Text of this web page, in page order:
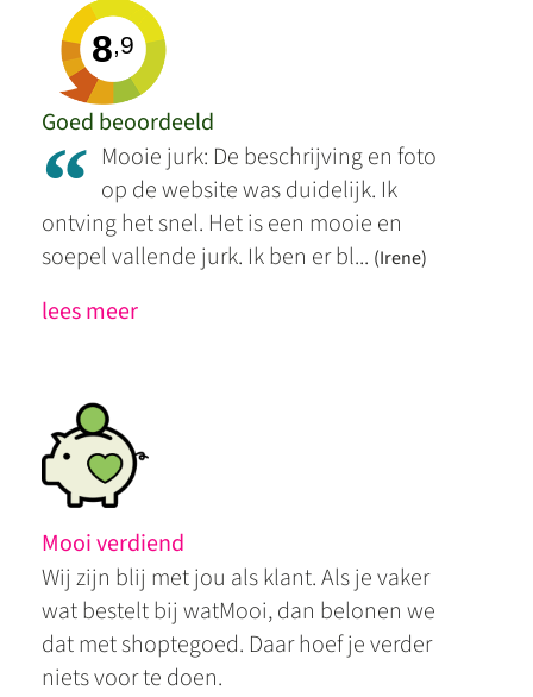
8,9
Goed beoordeeld
“ Mooie jurk: De beschrijving en foto
op de website was duidelijk. Ik
ontving het snel. Het is een mooie en
soepel vallende jurk. Ik ben er bl... (Irene)
lees meer
Mooi verdiend
Wij zijn blij met jou als klant. Als je vaker
wat bestelt bij watMooi, dan belonen we
dat met shoptegoed. Daar hoef je verder
niets voor te doen.